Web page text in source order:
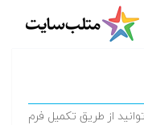
از طریق تکمیل فرم